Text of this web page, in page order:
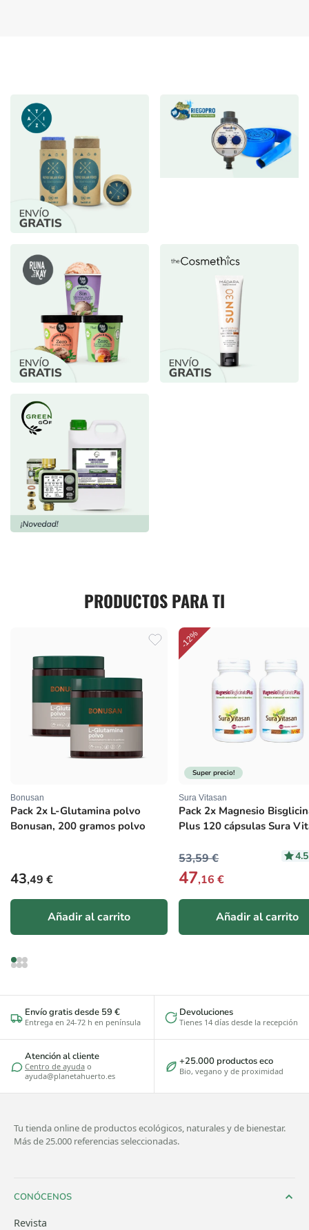
PRODUCTOS PARA TI
Proveedor:
Bonusan
Pack 2x L-Glutamina polvo
Bonusan, 200 gramos polvo
Precio habitual
43,49 €
Añadir al carrito
-12%
Super precio!
Proveedor:
Sura Vitasan
Pack 2x Magnesio
Plus 120 cápsulas Sura
4.5
53,59 €
47,16 €
Añadir al carrito
Envío gratis desde 59 €
Entrega en 24-72 h en península
Devoluciones
Tienes 14 días desde la recepción
Atención al cliente
Centro de ayudao
ayuda@planetahuerto.es
+25.000 productos eco
Bio, vegano y de proximidad
Tu tienda online de productos ecológicos, naturales y de bienestar.
Más de 25.000 referencias seleccionadas.
CONÓCENOS
Revista